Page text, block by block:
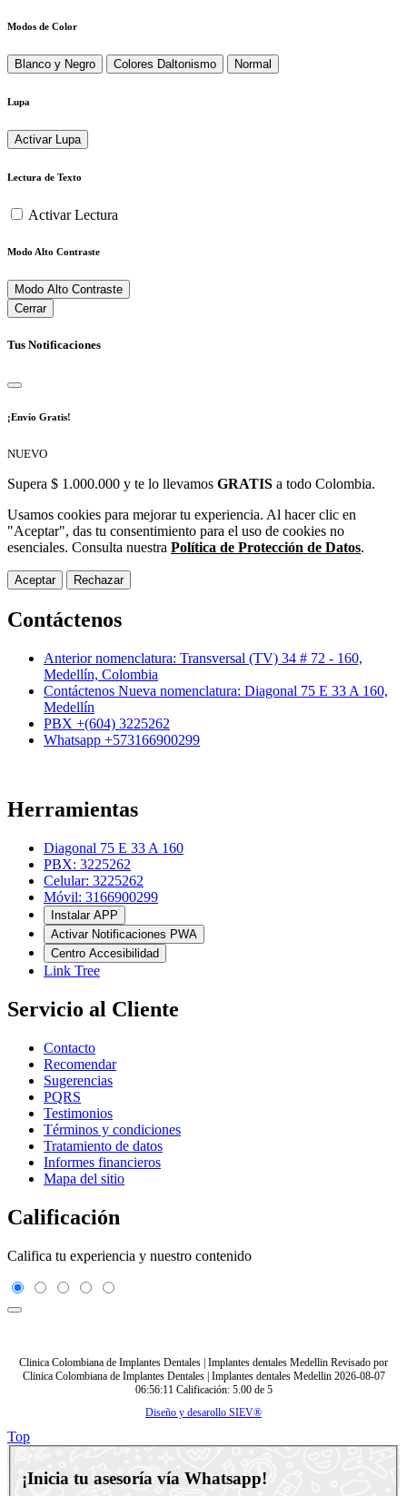
Modos de Color
Blanco y Negro Colores Daltonismo Normal
Lupa
Activar Lupa
Lectura de Texto
Activar Lectura
Modo Alto Contraste
Modo Alto Contraste
Cerrar
Tus Notificaciones
¡Envío Gratis!
NUEVO
Supera $ 1.000.000 y te lo llevamos GRATIS a todo Colombia.
Usamos cookies para mejorar tu experiencia. Al hacer clic en
"Aceptar", das tu consentimiento para el uso de cookies no
esenciales. Consulta nuestra Política de Protección de Datos.
Aceptar Rechazar
Contáctenos
Anterior nomenclatura: Transversal (TV) 34 # 72 - 160,
Medellín, Colombia
Contáctenos Nueva nomenclatura: Diagonal 75 E 33 A 160,
Medellín
PBX +(604) 3225262
Whatsapp +573166900299
Herramientas
Diagonal 75 E 33 A 160
PBX: 3225262
Celular: 3225262
Móvil: 3166900299
Instalar APP
Activar Notificaciones PWA
Centro Accesibilidad
Link Tree
Servicio al Cliente
Contacto
Recomendar
Sugerencias
PQRS
Testimonios
Términos y condiciones
Tratamiento de datos
Informes financieros
Mapa del sitio
Calificación
Califica tu experiencia y nuestro contenido
Clinica Colombiana de Implantes Dentales | Implantes dentales Medellin Revisado por
Clinica Colombiana de Implantes Dentales | Implantes dentales Medellin 2026-08-07
06:56:11 Calificación: 5.00 de 5
Diseño y desarollo SIEV®
Top
¡Inicia tu asesoría vía Whatsapp!